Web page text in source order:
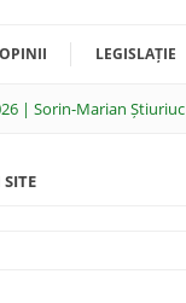
OPINII LEGISLAȚIE
| Sorin-Marian Știuriuc